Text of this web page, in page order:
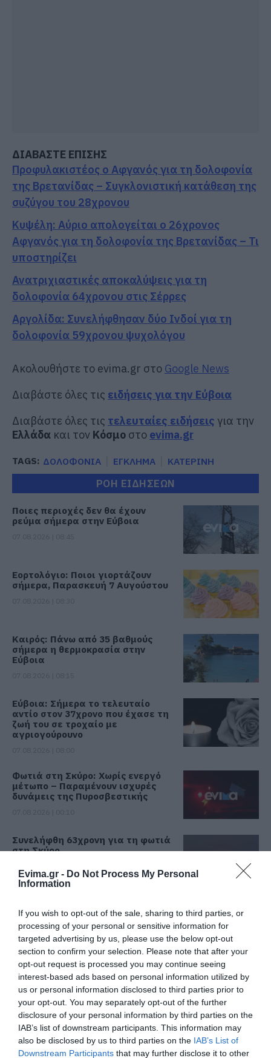
Evima.gr - Do Not Process My Personal
Information
If you wish to opt-out of the sale, sharing to third parties, or
processing of your personal or sensitive information for
targeted advertising by us, please use the below opt-out
section to confirm your selection. Please note that after your
opt-out request is processed you may continue seeing
interest-based ads based on personal information utilized by
us or personal information disclosed to third parties prior to
your opt-out. You may separately opt-out of the further
disclosure of your personal information by third parties on the
IAB’s list of downstream participants. This information may
also be disclosed by us to third parties on the IAB’s List of
Downstream Participants that may further disclose it to other
ΔΙΑΒΑΣΤΕ ΕΠΙΣΗΣ
Προφυλακιστέος ο Αφγανός για τη δολοφονία
της Βρετανίδας – Συγκλονιστική κατάθεση της
συζύγου του 28χρονου
Κυψέλη: Αύριο απολογείται ο 26χρονος
Αφγανός για τη δολοφονία της Βρετανίδας – Τι
υποστηρίζει
Ανατριχιαστικές αποκαλύψεις για τη
δολοφονία 64χρονου στις Σέρρες
Αργολίδα: Συνελήφθησαν δύο Ινδοί για τη
δολοφονία 59χρονου ψυχολόγου
Ακολουθήστε το evima.gr στο Google News
Διαβάστε όλες τις ειδήσεις για την Εύβοια
Διαβάστε όλες τις τελευταίες ειδήσεις για την
Ελλάδα και τον Κόσμο στο evima.gr
TAGS: ΔΟΛΟΦΟΝΙΑ ΕΓΚΛΗΜΑ ΚΑΤΕΡΙΝΗ
ΡΟΗ ΕΙΔΗΣΕΩΝ
Ποιες περιοχές δεν θα έχουν
ρεύμα σήμερα στην Εύβοια
Εορτολόγιο: Ποιοι γιορτάζουν
σήμερα, Παρασκευή 7 Αυγούστου
Καιρός: Πάνω από 35 βαθμούς
σήμερα η θερμοκρασία στην
Εύβοια
Εύβοια: Σήμερα το τελευταίο
αντίο στον 37χρονο που έχασε τη
ζωή του σε τροχαίο με
αγριογούρουνο
Φωτιά στη Σκύρο: Χωρίς ενεργό
μέτωπο – Παραμένουν ισχυρές
δυνάμεις της Πυροσβεστικής
Συνελήφθη 63χρονη για τη φωτιά
στη Σκύρο
για την Καλαμίτσα – Νέες εικόνες
και βίντεο
06.08.2026 | 22:04
Εύβοια: Με κατάνυξη και πλήθος
κόσμου η μεγάλη γιορτή στους
Ωρεούς – Παρών ο Θανάσης
Ζεμπίλης
06.08.2026 | 22:00
Συντάξεις Σεπτεμβρίου 2026:
Πότε πληρώνονται οι δικαιούχοι –
Όλες οι τελευταίες ειδήσεις
ΠΕΡΙΣΣΟΤΕΡΑ ΑΠΟ ΚΟΙΝΩΝΙΑ
Εορτολόγιο: Ποιοι Καφές: Τα οφέλη της